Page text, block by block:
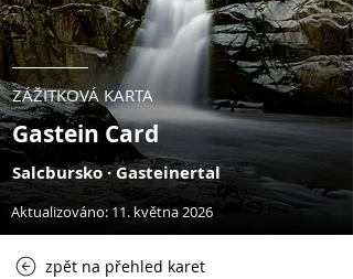
ZÁŽITKOVÁ KARTA
Gastein Card
Salcbursko · Gasteinertal
Aktualizováno: 11. května 2026
zpět na přehled karet